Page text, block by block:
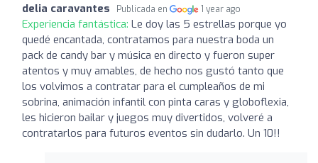
delia caravantes Publicada en 1 year ago
Experiencia fantástica: Le doy las 5 estrellas porque yo
quedé encantada, contratamos para nuestra boda un
pack de candy bar y música en directo y fueron super
atentos y muy amables, de hecho nos gustó tanto que
los volvimos a contratar para el cumpleaños de mi
sobrina, animación infantil con pinta caras y globoflexia,
les hicieron bailar y juegos muy divertidos, volveré a
contratarlos para futuros eventos sin dudarlo. Un 10!!